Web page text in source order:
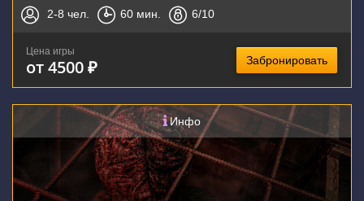
2-8 чел. 60 мин. 6/10
Цена игры
от 4500 ₽ Забронировать
Инфо